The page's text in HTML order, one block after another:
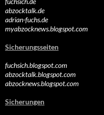
abzocktalk.de
adrian-fuchs.de
myabzocknews.blogspot.com
Sicherungsseiten
fuchsich.blogspot.com
abzocktalk.blogspot.com
abzocknews.blogspot.com
Sicherungen